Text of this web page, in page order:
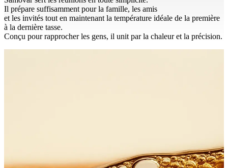
Il prépare suffisamment pour la famille, les amis
et les invités tout en maintenant la température idéale de la première
à la dernière tasse.
Conçu pour rapprocher les gens, il unit par la chaleur et la précision.